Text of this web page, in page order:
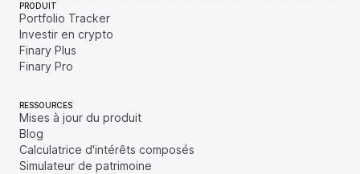
PRODUIT
Portfolio Tracker
Investir en crypto
Finary Plus
Finary Pro
RESSOURCES
Mises à jour du produit
Blog
Calculatrice d'intérêts composés
Simulateur de patrimoine